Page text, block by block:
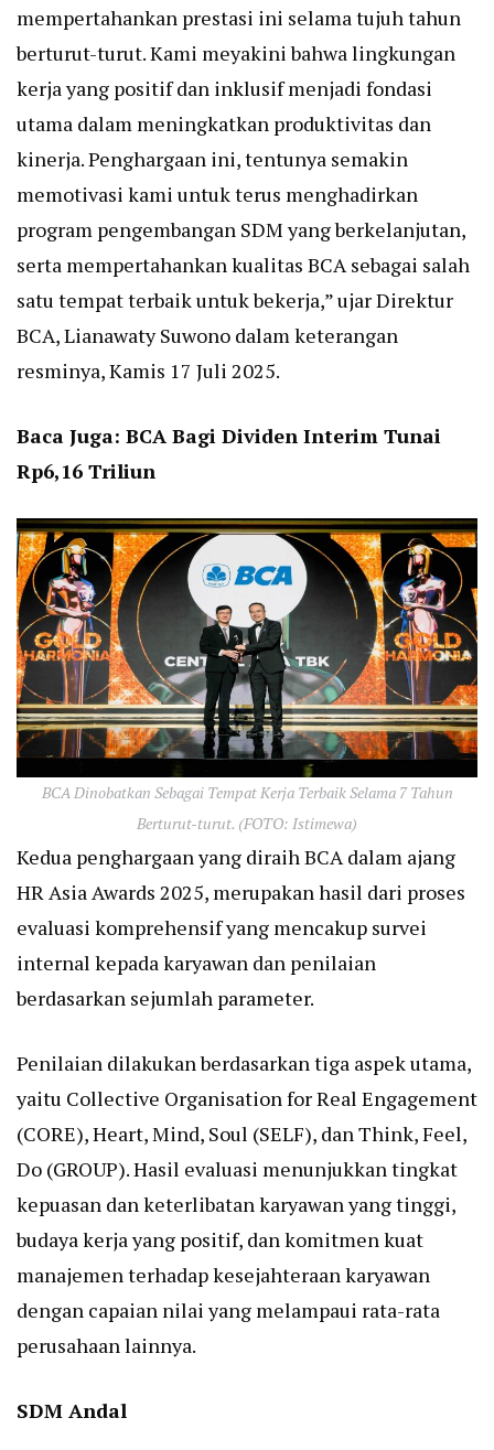
mempertahankan prestasi ini selama tujuh tahun
berturut-turut. Kami meyakini bahwa lingkungan
kerja yang positif dan inklusif menjadi fondasi
utama dalam meningkatkan produktivitas dan
kinerja. Penghargaan ini, tentunya semakin
memotivasi kami untuk terus menghadirkan
program pengembangan SDM yang berkelanjutan,
serta mempertahankan kualitas BCA sebagai salah
satu tempat terbaik untuk bekerja,” ujar Direktur
BCA, Lianawaty Suwono dalam keterangan
resminya, Kamis 17 Juli 2025.
Baca Juga: BCA Bagi Dividen Interim Tunai
Rp6,16 Triliun
BCA Dinobatkan Sebagai Tempat Kerja Terbaik Selama 7 Tahun
Berturut-turut. (FOTO: Istimewa)
Kedua penghargaan yang diraih BCA dalam ajang
HR Asia Awards 2025, merupakan hasil dari proses
evaluasi komprehensif yang mencakup survei
internal kepada karyawan dan penilaian
berdasarkan sejumlah parameter.
Penilaian dilakukan berdasarkan tiga aspek utama,
yaitu Collective Organisation for Real Engagement
(CORE), Heart, Mind, Soul (SELF), dan Think, Feel,
Do (GROUP). Hasil evaluasi menunjukkan tingkat
kepuasan dan keterlibatan karyawan yang tinggi,
budaya kerja yang positif, dan komitmen kuat
manajemen terhadap kesejahteraan karyawan
dengan capaian nilai yang melampaui rata-rata
perusahaan lainnya.
SDM Andal